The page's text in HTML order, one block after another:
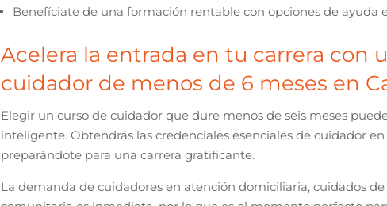
Benefíciate de una formación rentable con opciones de ayuda
Acelera la entrada en tu carrera con
cuidador de menos de 6 meses en
Elegir un curso de cuidador que dure menos de seis meses
inteligente. Obtendrás las credenciales esenciales de cuidador en
preparándote para una carrera gratificante.
La demanda de cuidadores en atención domiciliaria, cuidados